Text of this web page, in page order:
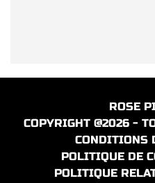
ROSE
COPYRIGHT @2026 -
CONDITIONS
POLITIQUE DE
POLITIQUE